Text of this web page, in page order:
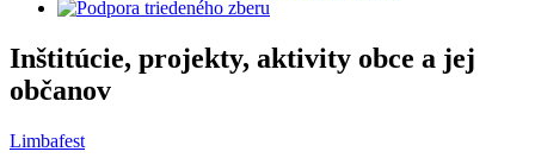
Inštitúcie, projekty, aktivity obce a jej
občanov
Limbafest